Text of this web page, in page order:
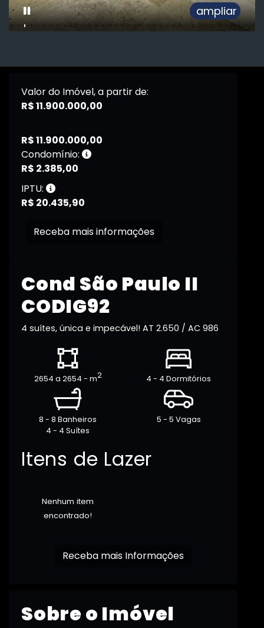
ampliar
Cond São Paulo II
CODIG92
4 suítes, única e impecável! AT 2.650 / AC 986
2654 a 2654 - m2 4 - 4 Dormitórios
8 - 8 Banheiros
4 - 4 Suítes
5 - 5 Vagas
Itens de Lazer
Nenhum item
encontrado!
Receba mais Informações
Sobre o Imóvel
Valor do Imóvel, a partir de:
R$ 11.900.000,00
R$ 11.900.000,00
Condomínio:
R$ 2.385,00
IPTU:
R$ 20.435,90
Receba mais informações